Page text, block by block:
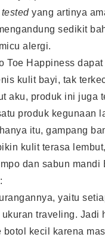
yang artinya
sedikit
alergi.
Toe Happiness
kulit bayi, tak
aku, produk ini juga
produk kegunaan
itu, gampang
kulit terasa
dan sabun mandi
yaitu
ukuran traveling. Jadi
botol kecil karena